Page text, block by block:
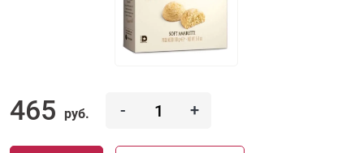
465 руб. - +